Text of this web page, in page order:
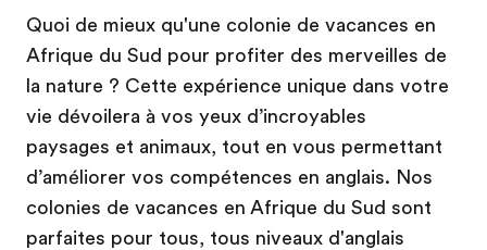
Quoi de mieux qu'une colonie de vacances en
Afrique du Sud pour profiter des merveilles de
la nature ? Cette expérience unique dans votre
vie dévoilera à vos yeux d’incroyables
paysages et animaux, tout en vous permettant
d’améliorer vos compétences en anglais. Nos
colonies de vacances en Afrique du Sud sont
parfaites pour tous, tous niveaux d'anglais